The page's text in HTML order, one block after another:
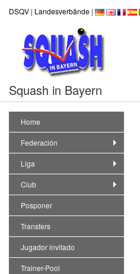
DSQV | Landesverbände |
Squash in Bayern
Home
Federación
Liga
Club
Posponer
Transfers
Jugador invitado
Trainer-Pool